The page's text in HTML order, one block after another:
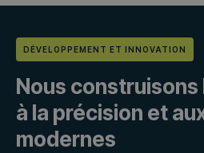
DÉVELOPPEMENT ET INNOVATION
Nous
à la précision et
modernes